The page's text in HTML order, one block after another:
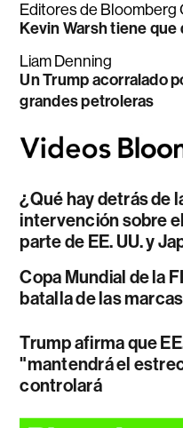
Editores de Bloomberg
Kevin Warsh tiene
Liam Denning
Un Trump acorralado
grandes petroleras
¿Qué hay detrás de
intervención sobre
parte de EE. UU. y
Copa Mundial de la
batalla de las marcas
Trump afirma que
"mantendrá el
controlará